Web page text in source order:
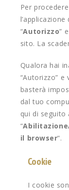
Per
“Autorizzo”
sito. La
Qualora hai
“Autorizzo”
basterà
dal tuo
qui di seguito
“
il browser“.
Cookie
I cookie